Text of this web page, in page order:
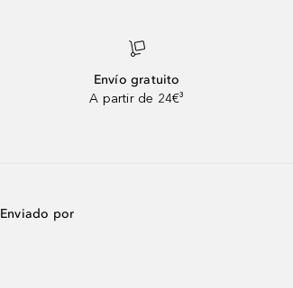
Envío gratuito
A partir de 24€³
Enviado por